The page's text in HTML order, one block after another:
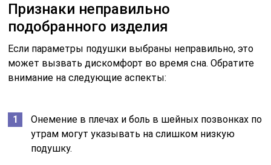
Признаки неправильно
подобранного изделия
Если параметры подушки выбраны неправильно, это
может вызвать дискомфорт во время сна. Обратите
внимание на следующие аспекты:
Онемение в плечах и боль в шейных позвонках по
утрам могут указывать на слишком низкую
подушку.